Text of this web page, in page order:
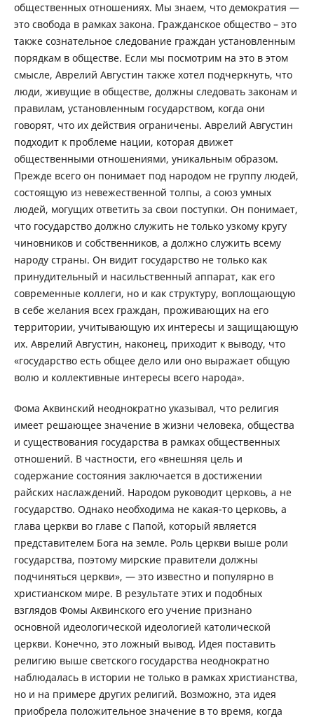
общественных отношениях. Мы знаем, что демократия —
это свобода в рамках закона. Гражданское общество – это
также сознательное следование граждан установленным
порядкам в обществе. Если мы посмотрим на это в этом
смысле, Аврелий Августин также хотел подчеркнуть, что
люди, живущие в обществе, должны следовать законам и
правилам, установленным государством, когда они
говорят, что их действия ограничены. Аврелий Августин
подходит к проблеме нации, которая движет
общественными отношениями, уникальным образом.
Прежде всего он понимает под народом не группу людей,
состоящую из невежественной толпы, а союз умных
людей, могущих ответить за свои поступки. Он понимает,
что государство должно служить не только узкому кругу
чиновников и собственников, а должно служить всему
народу страны. Он видит государство не только как
принудительный и насильственный аппарат, как его
современные коллеги, но и как структуру, воплощающую
в себе желания всех граждан, проживающих на его
территории, учитывающую их интересы и защищающую
их. Аврелий Августин, наконец, приходит к выводу, что
«государство есть общее дело или оно выражает общую
волю и коллективные интересы всего народа».
Фома Аквинский неоднократно указывал, что религия
имеет решающее значение в жизни человека, общества
и существования государства в рамках общественных
отношений. В частности, его «внешняя цель и
содержание состояния заключается в достижении
райских наслаждений. Народом руководит церковь, а не
государство. Однако необходима не какая-то церковь, а
глава церкви во главе с Папой, который является
представителем Бога на земле. Роль церкви выше роли
государства, поэтому мирские правители должны
подчиняться церкви», — это известно и популярно в
христианском мире. В результате этих и подобных
взглядов Фомы Аквинского его учение признано
основной идеологической идеологией католической
церкви. Конечно, это ложный вывод. Идея поставить
религию выше светского государства неоднократно
наблюдалась в истории не только в рамках христианства,
но и на примере других религий. Возможно, эта идея
приобрела положительное значение в то время, когда